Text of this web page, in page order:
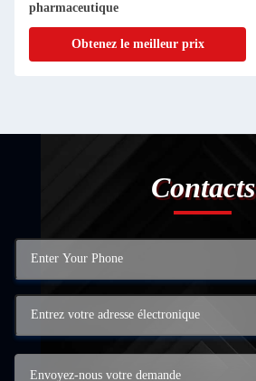
pharmaceutique
Obtenez le meilleur prix
Contacts